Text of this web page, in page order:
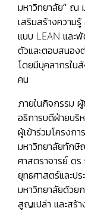
มหาวิทยาลัย” ณ
เสริมสร้างความ
แบบ LEAN และ
ตัวและตอบสนอง
โดยมีบุคลากรใน
คน
ภายในกิจกรรม
อธิการบดีฝ่ายบริ
ผู้เข้าร่วมโครงก
มหาวิทยาลัยทักษิ
ศาสตราจารย์ ด
ยุทธศาสตร์และป
มหาวิทยาลัยด้วย
สูญเปล่า และสร้า